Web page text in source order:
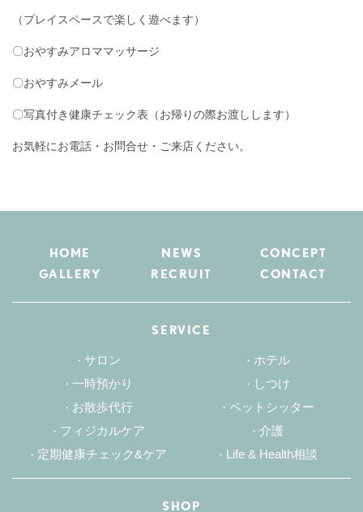
（プレイスペースで楽しく遊べます）
〇おやすみアロママッサージ
〇おやすみメール
〇写真付き健康チェック表（お帰りの際お渡しします）
お気軽にお電話・お問合せ・ご来店ください。
HOME NEWS
CONCEPT
GALLERY
RECRUIT CONTACT
SERVICE
サロン
ホテル
一時預かり
しつけ
お散歩代行
ペットシッター
フィジカルケア
介護
定期健康チェック&ケア
Life & Health相談
SHOP